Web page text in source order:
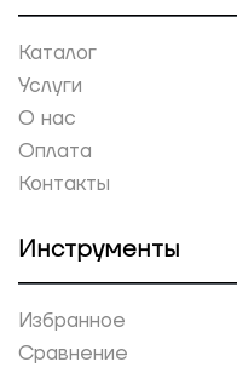
Каталог
Услуги
О нас
Оплата
Контакты
Инструменты
Избранное
Сравнение